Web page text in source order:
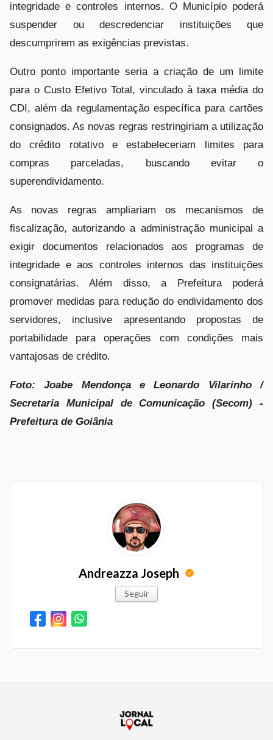
integridade e controles internos. O Município poderá
suspender ou descredenciar instituições que
descumprirem as exigências previstas.
Outro ponto importante seria a criação de um limite
para o Custo Efetivo Total, vinculado à taxa média do
CDI, além da regulamentação específica para cartões
consignados. As novas regras restringiriam a utilização
do crédito rotativo e estabeleceriam limites para
compras parceladas, buscando evitar o
superendividamento.
As novas regras ampliariam os mecanismos de
fiscalização, autorizando a administração municipal a
exigir documentos relacionados aos programas de
integridade e aos controles internos das instituições
consignatárias. Além disso, a Prefeitura poderá
promover medidas para redução do endividamento dos
servidores, inclusive apresentando propostas de
portabilidade para operações com condições mais
vantajosas de crédito.
Foto: Joabe Mendonça e Leonardo Vilarinho /
Secretaria Municipal de Comunicação (Secom) -
Prefeitura de Goiânia
Andreazza Joseph
Seguir